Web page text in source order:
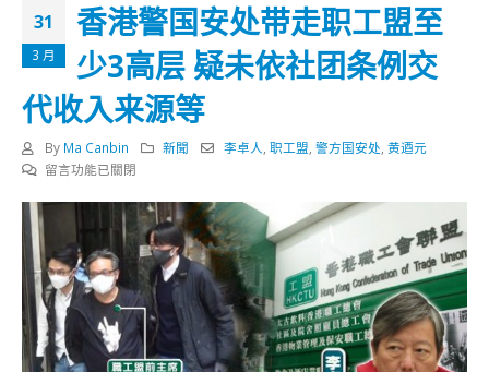
31
3 月
香港警国安处带走职工盟至
少3高层 疑未依社团条例交
代收入来源等
By Ma Canbin 新聞 李卓人 ,职工盟 ,警方国安处 ,黄逎元
在
港
警
国
安
处
带
走
职
留言功能已關閉